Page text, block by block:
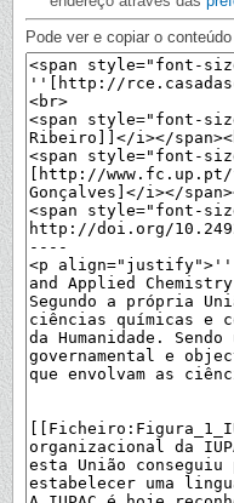
Pode ver e copiar o